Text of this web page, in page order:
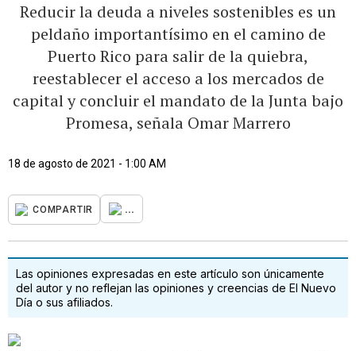
Reducir la deuda a niveles sostenibles es un
peldaño importantísimo en el camino de
Puerto Rico para salir de la quiebra,
reestablecer el acceso a los mercados de
capital y concluir el mandato de la Junta bajo
Promesa, señala Omar Marrero
18 de agosto de 2021 - 1:00 AM
COMPARTIR ...
Las opiniones expresadas en este artículo son únicamente
del autor y no reflejan las opiniones y creencias de El Nuevo
Día o sus afiliados.